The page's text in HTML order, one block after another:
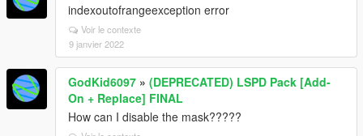
indexoutofrangeexception error
Voir le contexte
9 janvier 2022
GodKid6097 » (DEPRECATED) LSPD Pack [Add-
On + Replace] FINAL
How can I disable the mask?????